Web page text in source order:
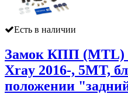
Есть в наличии
Замок КПП (MTL)
Xray 2016-, 5MT,
положении